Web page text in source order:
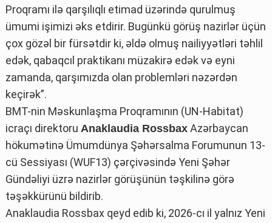
Proqramı ilə qarşılıqlı etimad üzərində qurulmuş
ümumi işimizi əks etdirir. Bugünkü görüş nazirlər üçün
çox gözəl bir fürsətdir ki, əldə olmuş nailiyyətləri təhlil
edək, qabaqcıl praktikanı müzakirə edək və eyni
zamanda, qarşımızda olan problemləri nəzərdən
keçirək”.
BMT-nin Məskunlaşma Proqramının (UN-Habitat)
icraçı direktoru Anaklaudia Rossbax Azərbaycan
hökumətinə Ümumdünya Şəhərsalma Forumunun 13-
cü Sessiyası (WUF13) çərçivəsində Yeni Şəhər
Gündəliyi üzrə nazirlər görüşünün təşkilinə görə
təşəkkürünü bildirib.
Anaklaudia Rossbax qeyd edib ki, 2026-cı il yalnız Yeni